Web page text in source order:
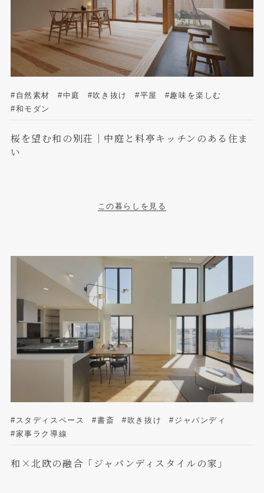
#自然素材 #中庭 #吹き抜け #平屋
#趣味を楽しむ
#和モダン
桜を望む和の別荘｜中庭と料亭キッチンのある住ま
い
この暮らしを見る
#スタディスペース #書斎 #吹き抜け
#ジャパンディ
#家事ラク導線
和×北欧の融合「ジャパンディスタイルの家」